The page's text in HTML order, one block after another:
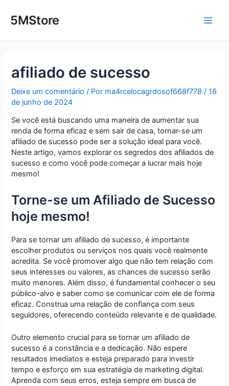
para5MStore
afiliado de sucesso
Deixe um comentário / Por ma4rcelocagrdosof668f778/16
de junho de 2024
Se você está buscando uma maneira de aumentar sua
renda de forma eficaz e sem sair de casa, tornar-se um
afiliado de sucesso pode ser a solução ideal para você.
Neste artigo, vamos explorar os segredos dos afiliados de
sucesso e como você pode começar a lucrar mais hoje
mesmo!
Torne-se um Afiliado de Sucesso
hoje mesmo!
Para se tornar um afiliado de sucesso, é importante
escolher produtos ou serviços nos quais você realmente
acredita. Se você promover algo que não tem relação com
seus interesses ou valores, as chances de sucesso serão
muito menores. Além disso, é fundamental conhecer o seu
público-alvo e saber como se comunicar com ele de forma
eficaz. Construa uma relação de confiança com seus
seguidores, oferecendo conteúdo relevante e de qualidade.
Outro elemento crucial para se tornar um afiliado de
sucesso é a constância e a dedicação. Não espere
resultados imediatos e esteja preparado para investir
tempo e esforço em sua estratégia de marketing digital.
Aprenda com seus erros, esteja sempre em busca de
navigation